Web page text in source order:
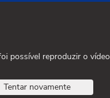
possível reproduzir o vídeo
Tentar novamente